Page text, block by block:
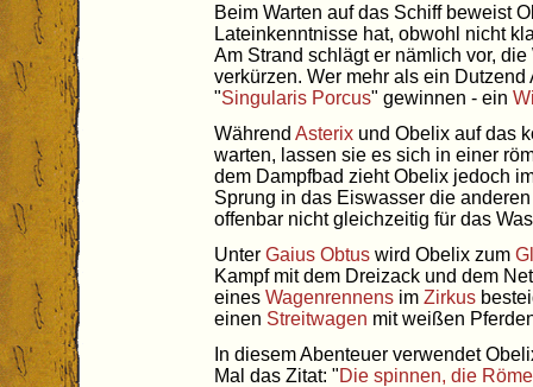
Beim Warten auf das Schiff beweist
Lateinkenntnisse hat, obwohl nicht
Am Strand schlägt er nämlich vor,
verkürzen. Wer mehr als ein
"Singularis Porcus" gewinnen - ein
Während Asterix und Obelix auf das
warten, lassen sie es sich in einer
dem Dampfbad zieht Obelix jedoch
Sprung in das Eiswasser die
offenbar nicht gleichzeitig für das
Unter Gaius Obtus wird Obelix zum
Kampf mit dem Dreizack und dem
eines Wagenrennens im Zirkus
einen Streitwagen mit weißen
In diesem Abenteuer verwendet
Mal das Zitat: "Die spinnen, die